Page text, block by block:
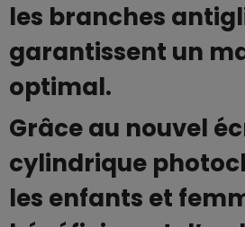
les branches
garantissent un
optimal.
Grâce au nouvel
cylindrique
les enfants et